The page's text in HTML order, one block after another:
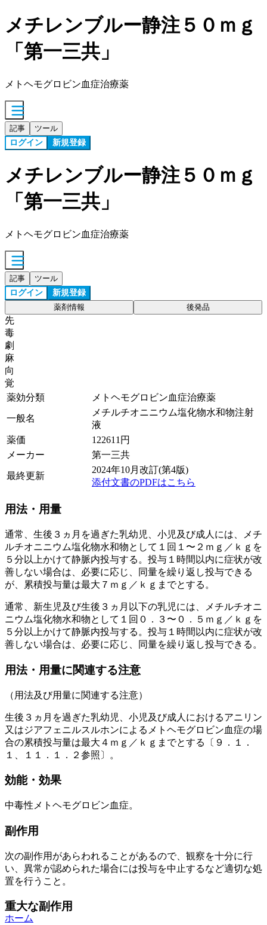
メチレンブルー静注５０ｍｇ
「第一三共」
メトヘモグロビン血症治療薬
記事 ツール
ログイン 新規登録
メチレンブルー静注５０ｍｇ
「第一三共」
メトヘモグロビン血症治療薬
記事 ツール
ログイン 新規登録
薬剤情報 後発品
先
毒
劇
麻
向
覚
薬効分類
メトヘモグロビン血症治療薬
一般名
メチルチオニニウム塩化物水和物注射
液
薬価
122611 円
メーカー
第一三共
最終更新
2024年10月改訂(第4版)
添付文書のPDFはこちら
用法・用量
通常、生後３ヵ月を過ぎた乳幼児、小児及び成人には、メチ
ルチオニニウム塩化物水和物として１回１〜２ｍｇ／ｋｇを
５分以上かけて静脈内投与する。投与１時間以内に症状が改
善しない場合は、必要に応じ、同量を繰り返し投与できる
が、累積投与量は最大７ｍｇ／ｋｇまでとする。
通常、新生児及び生後３ヵ月以下の乳児には、メチルチオニ
ニウム塩化物水和物として１回０．３〜０．５ｍｇ／ｋｇを
５分以上かけて静脈内投与する。投与１時間以内に症状が改
善しない場合は、必要に応じ、同量を繰り返し投与できる。
用法・用量に関連する注意
（用法及び用量に関連する注意）
生後３ヵ月を過ぎた乳幼児、小児及び成人におけるアニリン
又はジアフェニルスルホンによるメトヘモグロビン血症の場
合の累積投与量は最大４ｍｇ／ｋｇまでとする〔９．１．
１、１１．１．２参照〕。
効能・効果
中毒性メトヘモグロビン血症。
副作用
次の副作用があらわれることがあるので、観察を十分に行
い、異常が認められた場合には投与を中止するなど適切な処
置を行うこと。
重大な副作用
ホーム